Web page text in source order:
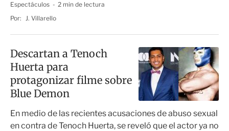
Espectáculos
2 min de lectura
Por: J. Villarello
Descartan a Tenoch
Huerta para
protagonizar filme sobre
Blue Demon
En medio de las recientes acusaciones de abuso sexual
en contra de Tenoch Huerta, se reveló que el actor ya no